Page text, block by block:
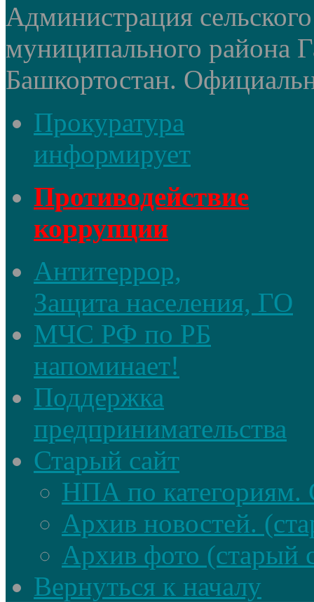
Администрация
муниципального района
Башкортостан.
Прокуратура
информирует
Противодействие
коррупции
Антитеррор,
Защита населения, ГО
МЧС РФ по РБ
напоминает!
Поддержка
предпринимательства
Старый сайт
НПА по категориям.
Архив новостей.
Архив фото (старый
Вернуться к началу